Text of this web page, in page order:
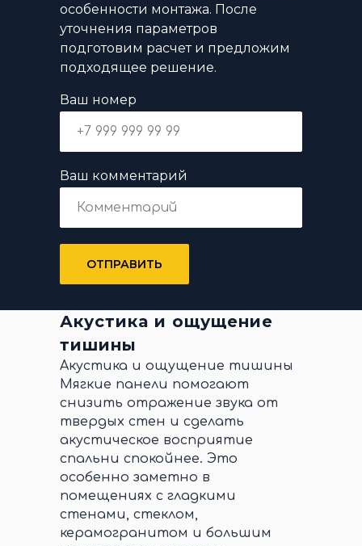
особенности монтажа. После
уточнения параметров
подготовим расчет и предложим
подходящее решение.
Ваш номер
Ваш комментарий
ОТПРАВИТЬ
Акустика и ощущение
тишины
Акустика и ощущение тишины
Мягкие панели помогают
снизить отражение звука от
твердых стен и сделать
акустическое восприятие
спальни спокойнее. Это
особенно заметно в
помещениях с гладкими
стенами, стеклом,
керамогранитом и большим